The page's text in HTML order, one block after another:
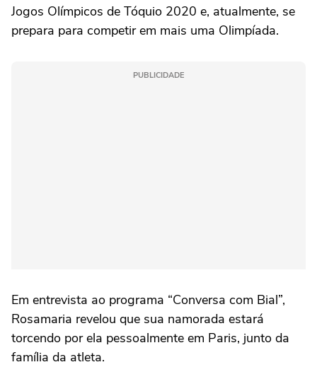
Jogos Olímpicos de Tóquio 2020 e, atualmente, se
prepara para competir em mais uma Olimpíada.
PUBLICIDADE
Em entrevista ao programa “Conversa com Bial”,
Rosamaria revelou que sua namorada estará
torcendo por ela pessoalmente em Paris, junto da
família da atleta.